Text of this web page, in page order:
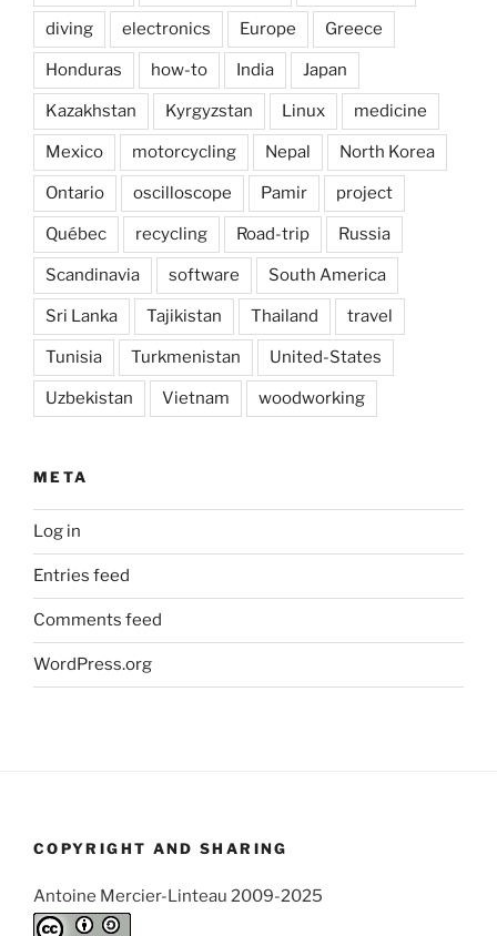
diving electronics Europe Greece
Honduras how-to India Japan
Kazakhstan Kyrgyzstan Linux medicine
Mexico motorcycling Nepal North Korea
Ontario oscilloscope Pamir project
Québec recycling Road-trip Russia
Scandinavia software South America
Sri Lanka Tajikistan Thailand travel
Tunisia Turkmenistan United-States
Uzbekistan Vietnam woodworking
META
Log in
Entries feed
Comments feed
WordPress.org
COPYRIGHT AND SHARING
Antoine Mercier-Linteau 2009-2025